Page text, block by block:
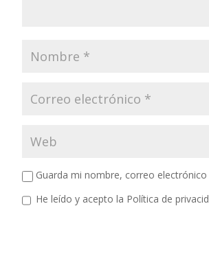
Guarda mi nombre, correo
He leído y acepto la Política de